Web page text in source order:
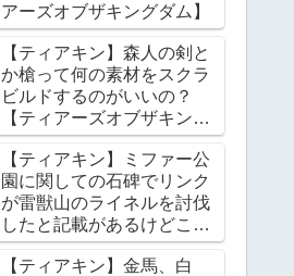
アーズオブザキングダム】
【ティアキン】森人の剣と
か槍って何の素材をスクラ
ビルドするのがいいの？
【ティアーズオブザキング
ダム】
【ティアキン】ミファー公
園に関しての石碑でリンク
が雷獣山のライネルを討伐
したと記載があるけどこれ
っていつの話?【ティアー
ズオブザキングダム】
【ティアキン】金馬、白